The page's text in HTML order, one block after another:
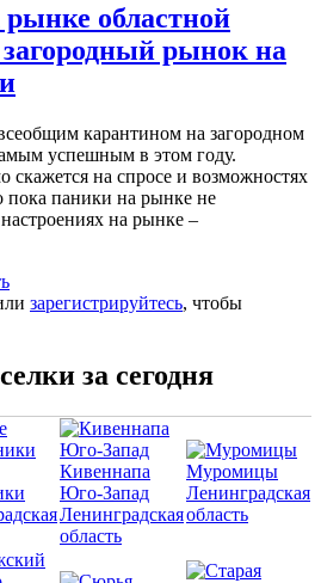
областной
рынок на
карантином на загородном
успешным в этом году.
скажется на спросе и возможностях
пока паники на рынке не
на рынке –
на рынке областной недвижимости:
на пороге эпидемии
зарегистрируйтесь, чтобы
за сегодня
Кивеннапа
Юго-Запад
Ленинградская
область
Муромицы
Ленинградская
область